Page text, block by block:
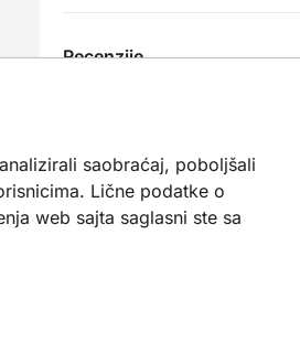
Recenzije
saobraćaj, poboljšali
Lične podatke o
web sajta saglasni ste sa